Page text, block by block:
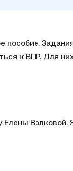
для того, чтобы
нравится. И это
Елены